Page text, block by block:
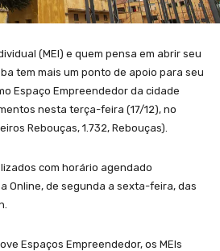
(MEI) e quem pensa em abrir seu
tem mais um ponto de apoio para seu
Espaço Empreendedor da cidade
nesta terça-feira (17/12), no
Rebouças, 1.732, Rebouças).
com horário agendado
Online, de segunda a sexta-feira, das
Espaços Empreendedor, os MEIs